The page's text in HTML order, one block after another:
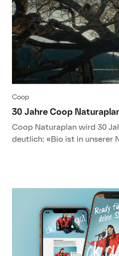
Coop
30 Jahre Coop
Coop Naturaplan wird 30
deutlich: «Bio ist in unserer